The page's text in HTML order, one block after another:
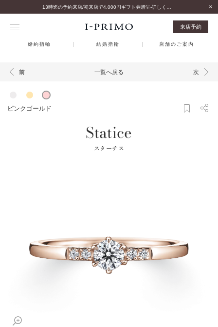
来店予約
婚約指輪 結婚指輪 店舗のご案内
前 一覧へ戻る 次
ピンクゴールド
Statice
スターチス